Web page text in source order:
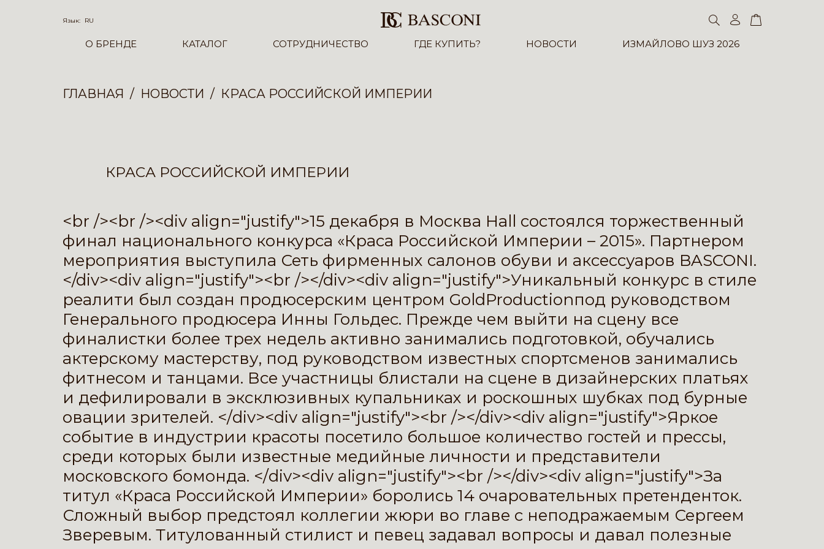
Язык: RU
О БРЕНДЕ КАТАЛОГ СОТРУДНИЧЕСТВО ГДЕ КУПИТЬ? НОВОСТИ ИЗМАЙЛОВО ШУЗ 2026
ГЛАВНАЯ НОВОСТИ КРАСА РОССИЙСКОЙ ИМПЕРИИ
КРАСА РОССИЙСКОЙ ИМПЕРИИ
<br /><br /><div align="justify">15 декабря в Москва Hall состоялся торжественный
финал национального конкурса «Краса Российской Империи – 2015». Партнером
мероприятия выступила Сеть фирменных салонов обуви и аксессуаров BASCONI.
</div><div align="justify"><br /></div><div align="justify">Уникальный конкурс в стиле
реалити был создан продюсерским центром GoldProductionпод руководством
Генерального продюсера Инны Гольдес. Прежде чем выйти на сцену все
финалистки более трех недель активно занимались подготовкой, обучались
актерскому мастерству, под руководством известных спортсменов занимались
фитнесом и танцами. Все участницы блистали на сцене в дизайнерских платьях
и дефилировали в эксклюзивных купальниках и роскошных шубках под бурные
овации зрителей. </div><div align="justify"><br /></div><div align="justify">Яркое
событие в индустрии красоты посетило большое количество гостей и прессы,
среди которых были известные медийные личности и представители
московского бомонда. </div><div align="justify"><br /></div><div align="justify">За
титул «Краса Российской Империи» боролись 14 очаровательных претенденток.
Сложный выбор предстоял коллегии жюри во главе с неподражаемым Сергеем
Зверевым. Титулованный стилист и певец задавал вопросы и давал полезные